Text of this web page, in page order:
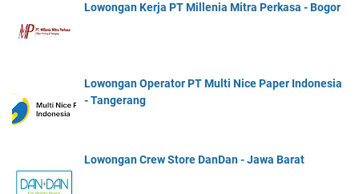
Lowongan Kerja PT Millenia Mitra Perkasa - Bogor
Lowongan Operator PT Multi Nice Paper Indonesia
- Tangerang
Lowongan Crew Store DanDan - Jawa Barat